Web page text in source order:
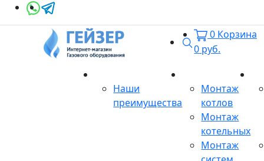
Поиск
0 Корзина
0 руб.
Наши
преимущества
Монтаж
котлов
Монтаж
котельных
Монтаж